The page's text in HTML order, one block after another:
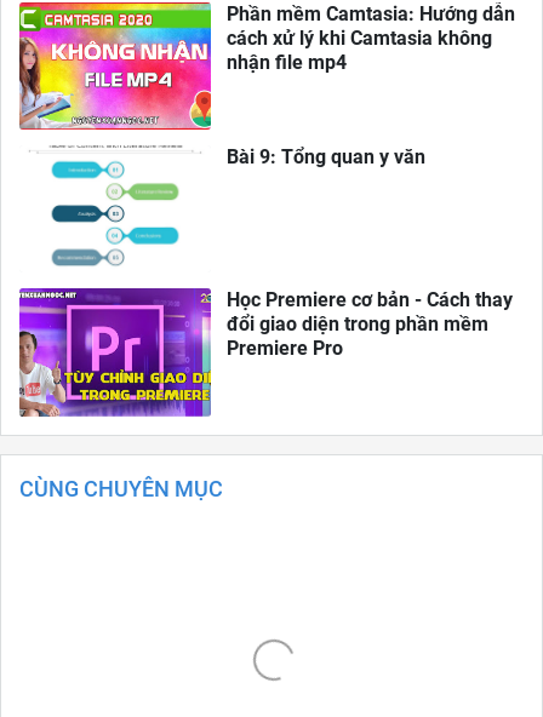
Phần mềm Camtasia: Hướng dẫn
cách xử lý khi Camtasia không
nhận file mp4
Bài 9: Tổng quan y văn
Học Premiere cơ bản - Cách thay
đổi giao diện trong phần mềm
Premiere Pro
CÙNG CHUYÊN MỤC